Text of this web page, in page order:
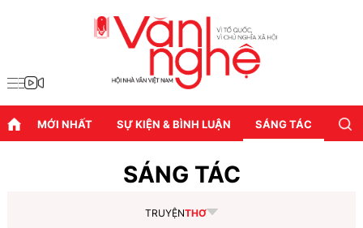
MỚI NHẤT SỰ KIỆN & BÌNH LUẬN SÁNG TÁC
SÁNG TÁC
TRUYỆNTHƠ